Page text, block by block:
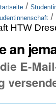
/
/
HTW
an
E-